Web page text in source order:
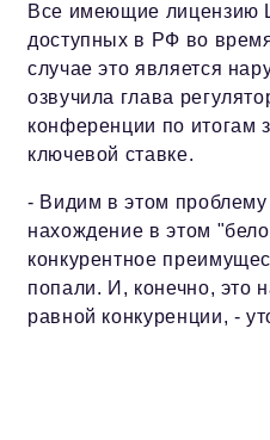
Все имеющие лицензию
доступных в РФ во
случае это является
озвучила глава
конференции по итогам
ключевой ставке.
- Видим в этом проблему
нахождение в этом
конкурентное
попали. И, конечно, это
равной конкуренции, -